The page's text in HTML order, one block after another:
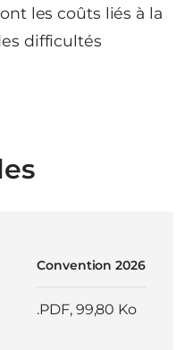
les coûts liés à la
difficultés
Convention 2026
.PDF, 99,80 Ko